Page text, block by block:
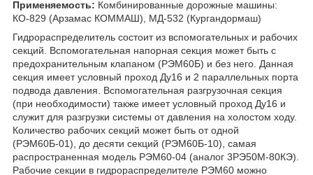
Применяемость: Комбинированные дорожные машины:
КО-829 (Арзамас КОММАШ), МД-532 (Кургандормаш)
Гидрораспределитель состоит из вспомогательных и рабочих
секций. Вспомогательная напорная секция может быть с
предохранительным клапаном (РЭМ60Б) и без него. Данная
секция имеет условный проход Ду16 и 2 параллельных порта
подвода давления. Вспомогательная разгрузочная секция
(при необходимости) также имеет условный проход Ду16 и
служит для разгрузки системы от давления на холостом ходу.
Количество рабочих секций может быть от одной
(РЭМ60Б-01), до десяти секций (РЭМ60Б-10), самая
распространенная модель РЭМ60-04 (аналог 3РЭ50М-80КЭ).
Рабочие секции в гидрораспределителе РЭМ60 можно